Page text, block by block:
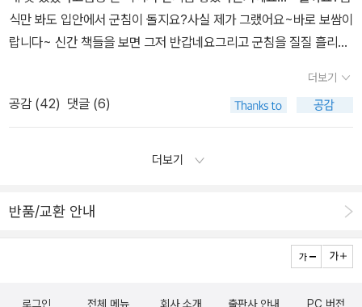
지 못하지만, 저는｀백년동안의 고독｀이 어떻게 시작되고 완성되었
는지를 알게 된것만으로도 만족스러웠습니다. 욕심 같아서는 ｀백년
동안의 고독｀이 그래픽 노블로 만들어주었으면 좋겠어요. ㅎㅎ '백
년 동안의 고독'을 발표한후, 자신을 알아보는 독자들로부터 기립박
수를 받았을때, 읽는 저도 같이 뭉클해졌어요. 처음 '백년 동안의 고
는 만화책들이 요즘 그래픽 노블 형식을 띄고 있어서 좋아요. 만화를
이들이 보는것 같고, 그래픽 노블은 어른들이 읽는 만화 같아서 좀 당
삶이 담긴 현실속의 귀촌생활을 보며 일상의 행복이 그냥 얻어지지
마음의 짐을 덜어내고 회복되는 과정에서 뭉클했어요. 한편으로는 정
이 뿌예진다 밥알을 말아서 입술로 먹으면 왠지 미안하고 괜스
레 고맙다 미역을 그냥 잘라서 맨물에 오이채에 맨 소금 간,
싱거우니, 그래서 식염 식초 그거 좋다, 암 것도 안 들어간 투명이
좋다 미역은 또 물과 어울려 노니, 맑아 이때는 업소용 레시피도
용서 된다 바다 소식 바다 소식 바다 소식 미끌거리는 미역과 사
맛마저 맑은 냉국 미역만 보면 몸도 마음도, 멱 감듯 해산 한 듯,
무서운 게 없다 김칫국물, 스며버린다 희미해질 뿐 안 지워진
라는 게 있다 밥은 색을 넘어 어떤 기운까지 빨아들인다 숟갈 젓
공구리 친 것 같다고 충고하는 친구가 있다 밥에는 마음이라는 게
더보기
공감 (42) 댓글 (6)
더보기
반품/교환 안내
로그인 전체 메뉴 회사 소개 출판사 안내 PC 버전